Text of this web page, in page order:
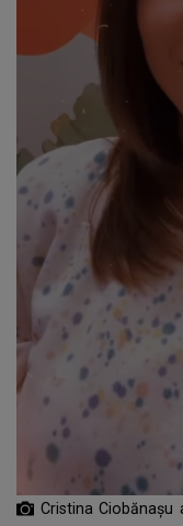
Cristina